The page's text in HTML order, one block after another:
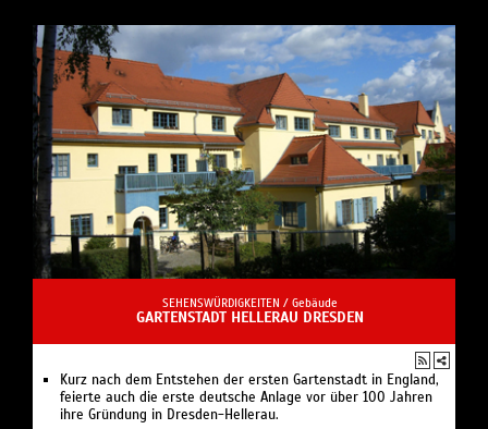
SEHENSWÜRDIGKEITEN / Gebäude
GARTENSTADT HELLERAU DRESDEN
Kurz nach dem Entstehen der ersten Gartenstadt in England,
feierte auch die erste deutsche Anlage vor über 100 Jahren
ihre Gründung in Dresden-Hellerau.